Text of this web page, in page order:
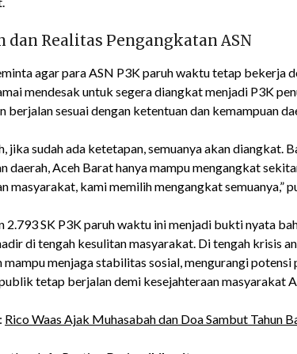
dan Realitas Pengangkatan ASN
agar para ASN P3K paruh waktu tetap bekerja
mendesak untuk segera diangkat menjadi P3K
berjalan sesuai dengan ketentuan dan kemampuan
jika sudah ada ketetapan, semuanya akan diangkat.
daerah, Aceh Barat hanya mampu mengangkat
masyarakat, kami memilih mengangkat semuanya,”
2.793 SK P3K paruh waktu ini menjadi bukti nyata
di tengah kesulitan masyarakat. Di tengah krisis
mampu menjaga stabilitas sosial, mengurangi
tetap berjalan demi kesejahteraan masyarakat
Rico Waas Ajak Muhasabah dan Doa Sambut Tahun